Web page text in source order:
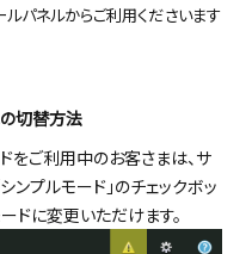
パネルからご利用くださいます
切替方法
をご利用中のお客さまは、サ
プルモード」のチェックボッ
ドに変更いただけます。